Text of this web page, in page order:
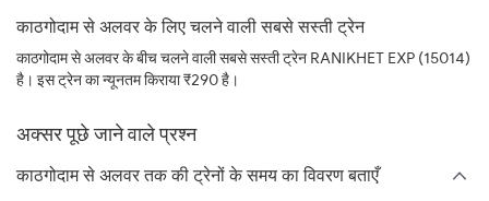
काठगोदाम से अलवर के लिए चलने वाली सबसे सस्ती ट्रेन
काठगोदाम से अलवर के बीच चलने वाली सबसे सस्ती ट्रेन RANIKHET EXP (15014)
है। इस ट्रेन का न्यूनतम किराया ₹290 है।
अक्सर पूछे जाने वाले प्रश्न
काठगोदाम से अलवर तक की ट्रेनों के समय का विवरण बताएँ